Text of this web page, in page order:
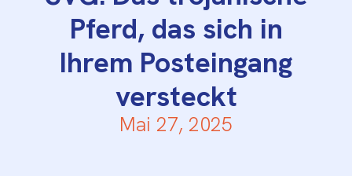
Pferd, das sich in
Ihrem Posteingang
versteckt
Mai 27, 2025